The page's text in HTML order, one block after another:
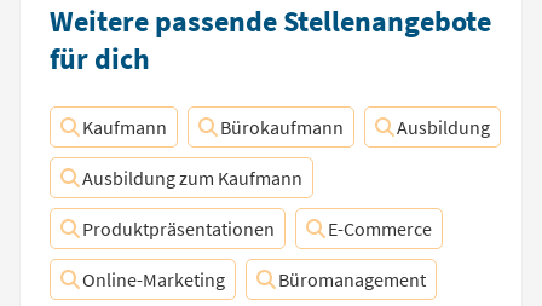
Weitere passende Stellenangebote
für dich
Kaufmann Bürokaufmann Ausbildung
Ausbildung zum Kaufmann
Produktpräsentationen E-Commerce
Online-Marketing Büromanagement